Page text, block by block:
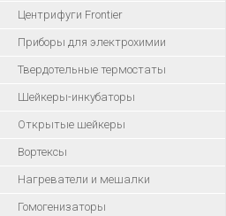
Центрифуги Frontier
Приборы для электрохимии
Твердотельные термостаты
Шейкеры-инкубаторы
Открытые шейкеры
Вортексы
Нагреватели и мешалки
Гомогенизаторы